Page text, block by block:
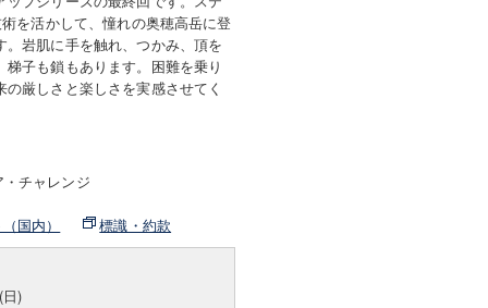
を活かして、憧れの奥穂高岳に登
岩肌に手を触れ、つかみ、頂を
子も鎖もあります。困難を乗り
厳しさと楽しさを実感させてく
チャレンジ
国内） 標識・約款
)